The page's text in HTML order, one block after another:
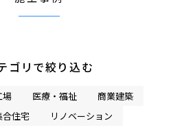
ゴリで絞り込む
場 医療・福祉
商業建築
合住宅 リノベーション